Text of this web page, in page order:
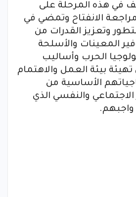
في هذه المرحلة على
الانفتاح وتمضي في
وتعزيز القدرات من
المعينات والأسلحة
الحرب وأساليب
تهيئة بيئة العمل والاهتمام
الأساسية من
الاجتماعي والنفسي الذي